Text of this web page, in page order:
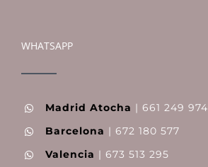
WHATSAPP
Madrid Atocha | 661 249 974
Barcelona | 672 180 577
Valencia | 673 513 295